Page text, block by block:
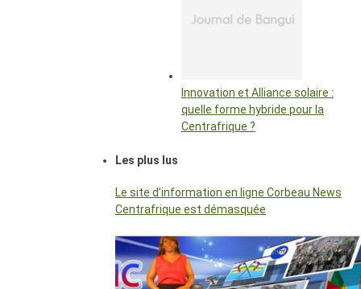
Innovation et Alliance solaire :
quelle forme hybride pour la
Centrafrique ?
Les plus lus
Le site d’information en ligne Corbeau News
Centrafrique est démasquée